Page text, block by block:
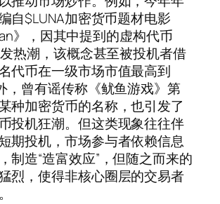
自$LUNA加密货币题材电影
》，因其中提到的虚构代币
热潮，该概念甚至被投机者借
代币在一级市场市值最高到
，曾有谣传称《鱿鱼游戏》第
种加密货币的名称，也引发了
投机狂潮。但这类现象往往伴
期投机，市场参与者依赖信息
制造“造富效应”，但随之而来的
烈，使得非核心圈层的交易者